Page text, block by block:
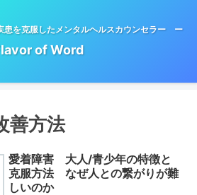
を克服したメンタルヘルスカウンセラー ー
of Word
善方法
愛着障害 大人/青少年の特徴と
克服方法 なぜ人との繋がりが難
しいのか